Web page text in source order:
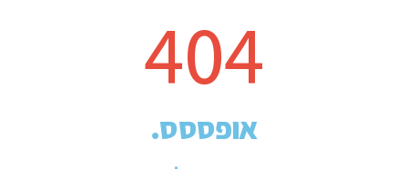
404
אופססס.